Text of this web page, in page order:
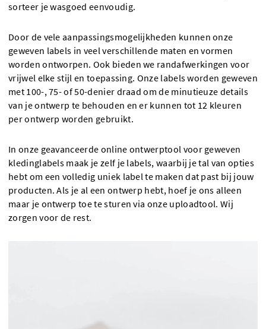
sorteer je wasgoed eenvoudig.
Door de vele aanpassingsmogelijkheden kunnen onze
geweven labels in veel verschillende maten en vormen
worden ontworpen. Ook bieden we randafwerkingen voor
vrijwel elke stijl en toepassing. Onze labels worden geweven
met 100-, 75- of 50-denier draad om de minutieuze details
van je ontwerp te behouden en er kunnen tot 12 kleuren
per ontwerp worden gebruikt.
In onze geavanceerde online ontwerptool voor geweven
kledinglabels maak je zelf je labels, waarbij je tal van opties
hebt om een volledig uniek label te maken dat past bij jouw
producten. Als je al een ontwerp hebt, hoef je ons alleen
maar je ontwerp toe te sturen via onze uploadtool. Wij
zorgen voor de rest.